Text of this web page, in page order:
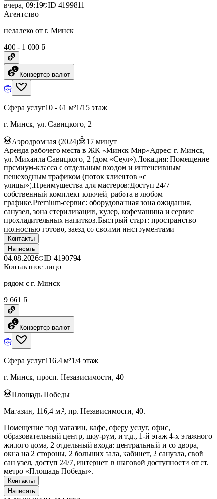
вчера, 09:19 ID 4199811
Агентство
недалеко от г. Минск
400 - 1 000 ƃ
Конвертер валют
Сфера услуг10 - 61 м²1/15 этаж
г. Минск, ул. Савицкого, 2
Аэродромная (2024) 17 минут
Аренда рабочего места в ЖК «Минск Мир»Адрес: г. Минск,
ул. Михаила Савицкого, 2 (дом «Сеул»).Локация: Помещение
премиум-класса с отдельным входом и интенсивным
пешеходным трафиком (поток клиентов «с
улицы»).Преимущества для мастеров:Доступ 24/7 —
собственный комплект ключей, работа в любом
графике.Premium-сервис: оборудованная зона ожидания,
санузел, зона стерилизации, кулер, кофемашина и сервис
прохладительных напитков.Быстрый старт: пространство
полностью готово, заезд со своими инструментами
Контакты
Написать
04.08.2026 ID 4190794
Контактное лицо
рядом с г. Минск
9 661 ƃ
Конвертер валют
Сфера услуг116.4 м²1/4 этаж
г. Минск, просп. Независимости, 40
Площадь Победы
Магазин, 116,4 м.², пр. Независимости, 40.
Помещение под магазин, кафе, сферу услуг, офис,
образовательный центр, шоу-рум, и т.д., 1-й этаж 4-х этажного
жилого дома, 2 отдельный входа: центральный и со двора,
окна на 2 стороны, 2 больших зала, кабинет, 2 санузла, свой
сан узел, доступ 24/7, интернет, в шаговой доступности от ст.
метро «Площадь Победы».
Контакты
Написать